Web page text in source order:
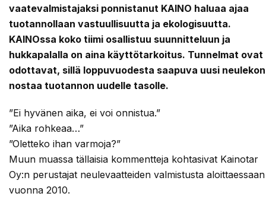
vaatevalmistajaksi ponnistanut KAINO haluaa ajaa
tuotannollaan vastuullisuutta ja ekologisuutta.
KAINOssa koko tiimi osallistuu suunnitteluun ja
hukkapalalla on aina käyttötarkoitus. Tunnelmat ovat
odottavat, sillä loppuvuodesta saapuva uusi
nostaa tuotannon uudelle tasolle.
”Ei hyvänen aika, ei voi onnistua.”
”Aika rohkeaa…”
”Oletteko ihan varmoja?”
Muun muassa tällaisia kommentteja kohtasivat Kainotar
Oy:n perustajat neulevaatteiden valmistusta aloittaessaan
vuonna 2010.